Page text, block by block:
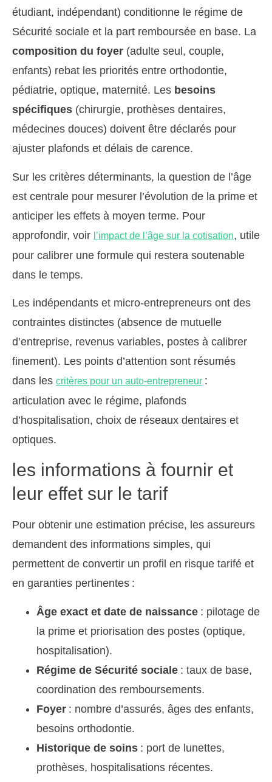
étudiant, indépendant) conditionne le régime de
Sécurité sociale et la part remboursée en base. La
composition du foyer (adulte seul, couple,
enfants) rebat les priorités entre orthodontie,
pédiatrie, optique, maternité. Les besoins
spécifiques (chirurgie, prothèses dentaires,
médecines douces) doivent être déclarés pour
ajuster plafonds et délais de carence.
Sur les critères déterminants, la question de l’âge
est centrale pour mesurer l’évolution de la prime et
anticiper les effets à moyen terme. Pour
approfondir, voir l’impact de l’âge sur la cotisation, utile
pour calibrer une formule qui restera soutenable
dans le temps.
Les indépendants et micro-entrepreneurs ont des
contraintes distinctes (absence de mutuelle
d’entreprise, revenus variables, postes à calibrer
finement). Les points d’attention sont résumés
dans les critères pour un auto-entrepreneur :
articulation avec le régime, plafonds
d’hospitalisation, choix de réseaux dentaires et
optiques.
les informations à fournir et
leur effet sur le tarif
Pour obtenir une estimation précise, les assureurs
demandent des informations simples, qui
permettent de convertir un profil en risque tarifé et
en garanties pertinentes :
Âge exact et date de naissance : pilotage de
la prime et priorisation des postes (optique,
hospitalisation).
Régime de Sécurité sociale : taux de base,
coordination des remboursements.
Foyer : nombre d’assurés, âges des enfants,
besoins orthodontie.
Historique de soins : port de lunettes,
prothèses, hospitalisations récentes.